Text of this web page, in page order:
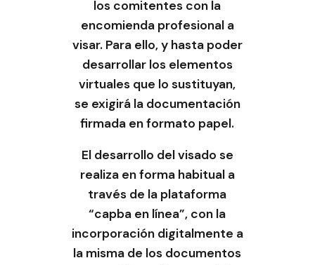
los comitentes con la
encomienda profesional a
visar. Para ello, y hasta poder
desarrollar los elementos
virtuales que lo sustituyan,
se exigirá la documentación
firmada en formato papel.
El desarrollo del visado se
realiza en forma habitual a
través de la plataforma
“capba en línea”, con la
incorporación digitalmente a
la misma de los documentos